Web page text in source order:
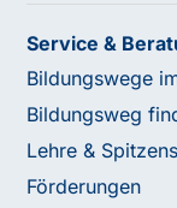
Service &
Bildungswege
Bildungsweg
Lehre &
Förderungen